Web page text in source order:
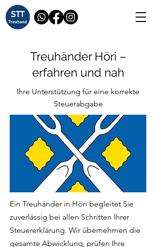
Treuhänder Höri –
erfahren und nah
Ihre Unterstützung für eine korrekte
Steuerabgabe
Ein Treuhänder in Höri begleitet Sie
zuverlässig bei allen Schritten Ihrer
Steuererklärung. Wir übernehmen die
gesamte Abwicklung, prüfen Ihre